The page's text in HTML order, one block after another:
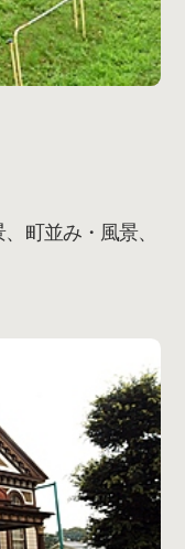
町並み・風景、